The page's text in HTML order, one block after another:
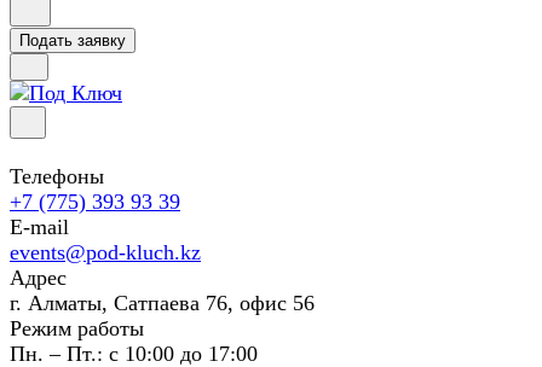
Подать заявку
Телефоны
+7 (775) 393 93 39
E-mail
events@pod-kluch.kz
Адрес
г. Алматы, Сатпаева 76, офис 56
Режим работы
Пн. – Пт.: с 10:00 до 17:00